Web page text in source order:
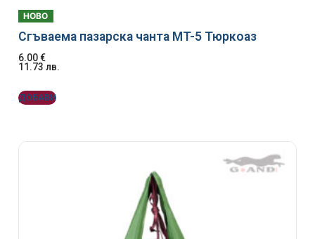
НОВО
Сгъваема пазарска чанта MT-5 Тюркоаз
6.00€
11.73 лв.
ДОБАВИ